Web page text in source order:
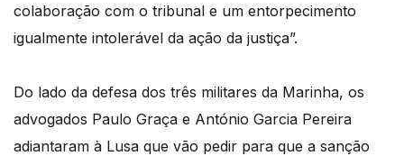
colaboração com o tribunal e um entorpecimento
igualmente intolerável da ação da justiça”.
Do lado da defesa dos três militares da Marinha, os
advogados Paulo Graça e António Garcia Pereira
adiantaram à Lusa que vão pedir para que a sanção